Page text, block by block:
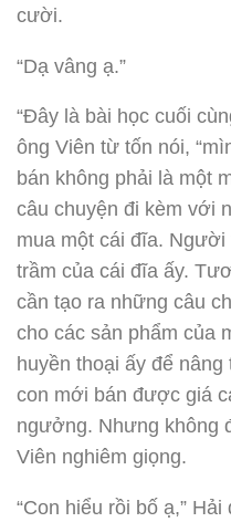
cười.
“Dạ vâng ạ.”
“Đây là bài học cuối
ông Viên từ tốn nói,
bán không phải là một
câu chuyện đi kèm với
mua một cái đĩa. Người
trầm của cái đĩa ấy.
cần tạo ra những câu
cho các sản phẩm của
huyền thoại ấy để
con mới bán được giá
ngưởng. Nhưng không
Viên nghiêm giọng.
“Con hiểu rồi bố ạ,”